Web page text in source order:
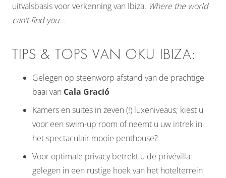
uitvalsbasis voor verkenning van Ibiza. Where the world
can't find you...
TIPS & TOPS VAN OKU IBIZA:
Gelegen op steenworp afstand van de prachtige
baai van Cala Gració
Kamers en suites in zeven (!) luxeniveaus; kiest u
voor een swim-up room of neemt u uw intrek in
het spectaculair mooie penthouse?
Voor optimale privacy betrekt u de privévilla:
gelegen in een rustige hoek van het hotelterrein